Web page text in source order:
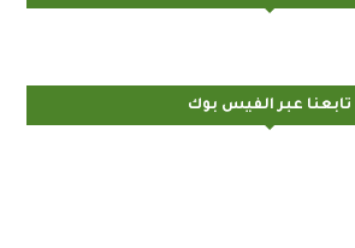
تابعنا عبر الفيس بوك